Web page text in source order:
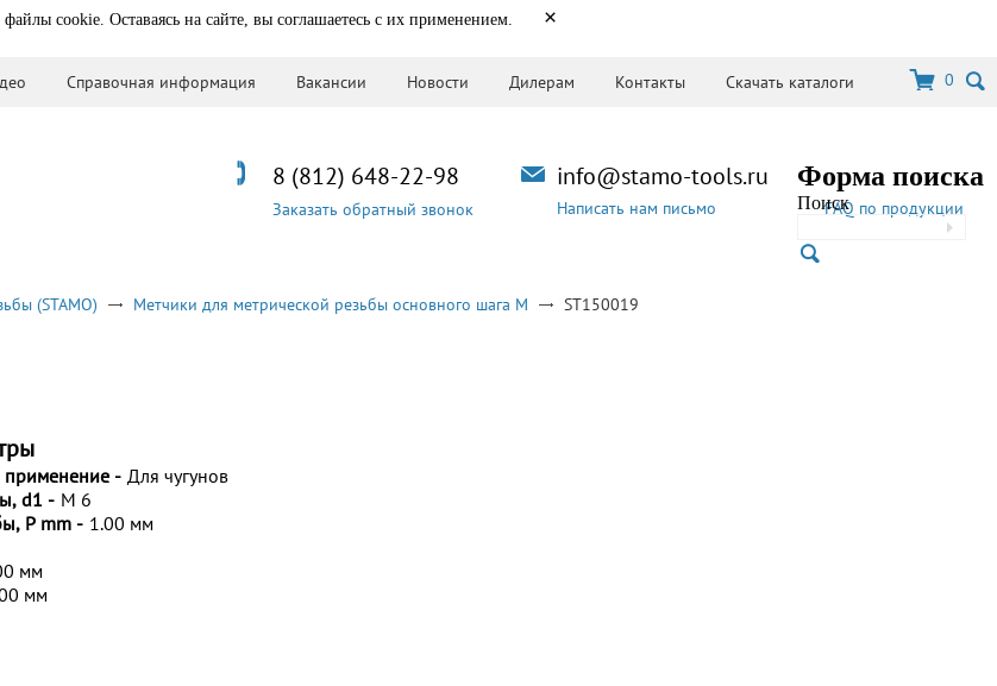
cookie. Оставаясь на сайте, вы соглашаетесь с их применением. ×
Справочная информация Вакансии Новости Дилерам Контакты Скачать каталоги 0
Форма поиска
ПоискFAQ по продукции
info@stamo-tools.ru
Написать нам письмо
8 (812) 648-22-98
Заказать обратный звонок
(STAMO) Метчики для метрической резьбы основного шага M ST150019
применение - Для чугунов
d1 - M 6
P mm - 1.00 мм
мм
мм